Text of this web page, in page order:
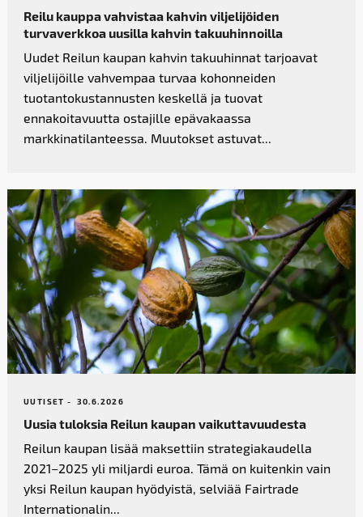
Reilu kauppa vahvistaa kahvin­ viljelijöiden
turvaverkkoa uusilla kahvin takuuhinnoilla
Uudet Reilun kaupan kahvin takuuhinnat tarjoavat
viljelijöille vahvempaa turvaa kohonneiden
tuotantokustannusten keskellä ja tuovat
ennakoitavuutta ostajille epävakaassa
markkinatilanteessa. Muutokset astuvat...
UUTISET - 30.6.2026
Uusia tuloksia Reilun kaupan vaikutta­vuudesta
Reilun kaupan lisää maksettiin strategiakaudella
2021–2025 yli miljardi euroa. Tämä on kuitenkin vain
yksi Reilun kaupan hyödyistä, selviää Fairtrade
Internationalin...